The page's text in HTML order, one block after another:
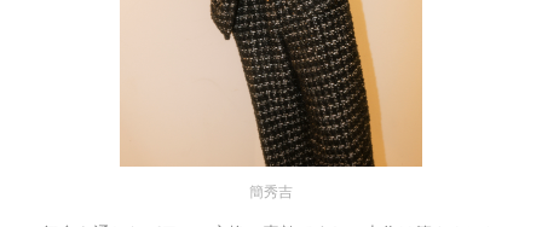
簡秀吉